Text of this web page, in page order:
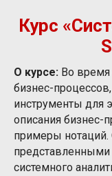
Курс
О курсе: Во время
бизнес-
инструменты для
описания бизнес-
примеры нотаций.
представленными
системного